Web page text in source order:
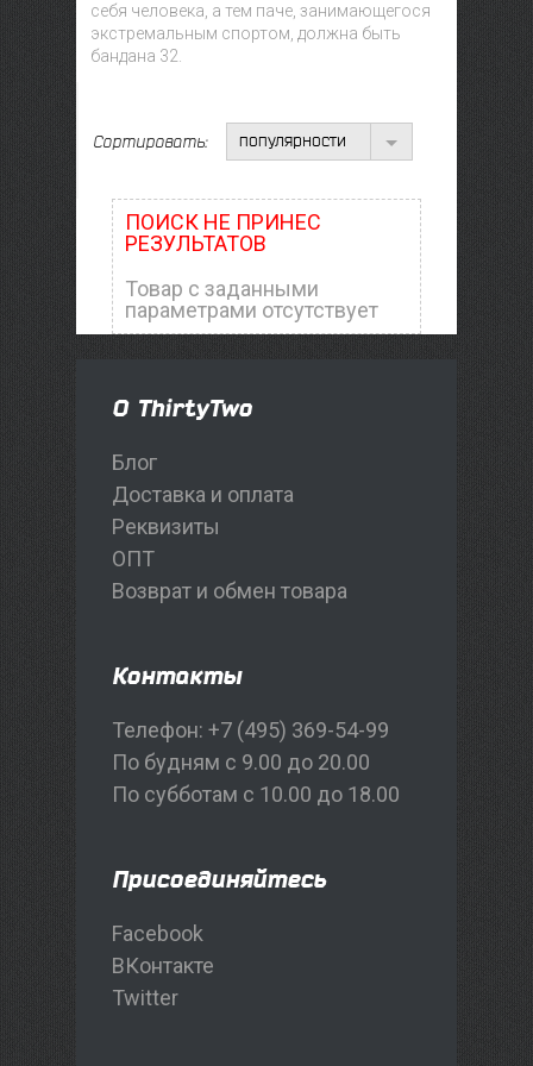
себя человека, а тем паче, занимающегося
экстремальным спортом, должна быть
бандана 32.
Сортировать: популярности
ПОИСК НЕ ПРИНЕС
РЕЗУЛЬТАТОВ
Товар с заданными
параметрами отсутствует
О ThirtyTwo
Блог
Доставка и оплата
Реквизиты
ОПТ
Возврат и обмен товара
Контакты
Телефон: +7 (495) 369-54-99
По будням с 9.00 до 20.00
По субботам с 10.00 до 18.00
Присоединяйтесь
Facebook
ВКонтакте
Twitter